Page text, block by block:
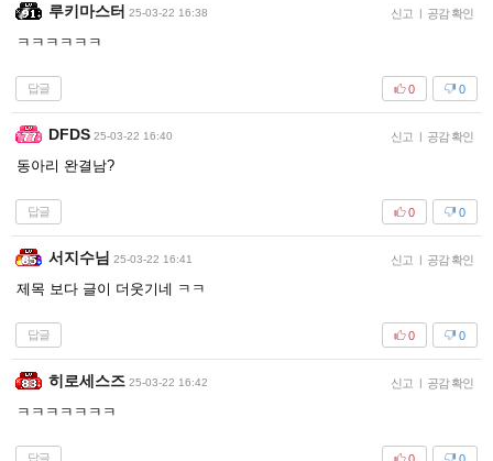
루키마스터 25-03-22 16:38 신고 공감 확인
ㅋㅋㅋㅋㅋㅋ
답글 0
0
DFDS 25-03-22 16:40 신고 공감 확인
동아리 완결남?
답글 0
0
서지수님 25-03-22 16:41 신고 공감 확인
제목 보다 글이 더웃기네 ㅋㅋ
답글 0
0
히로세스즈 25-03-22 16:42 신고 공감 확인
ㅋㅋㅋㅋㅋㅋㅋ
답글